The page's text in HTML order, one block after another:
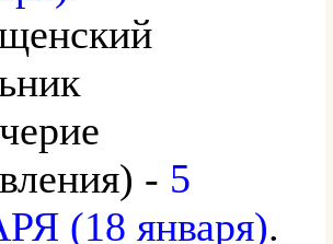
- 5
(18 января).